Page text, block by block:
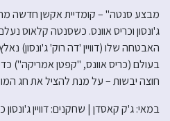
מבצע סנטה" – קומדיית אקשן חדשה
ג'ונסון וכריס אוונס. כשסנטה קלאוס
האבטחה שלו (דוויין 'דה רוק' ג'ונסון)
בעולם (כריס אוונס, "קפטן אמריקה")
חוצה יבשות – על מנת להציל את חג
במאי: ג'ק קאסדן | שחקנים: דוויין ג'ונסון כריס